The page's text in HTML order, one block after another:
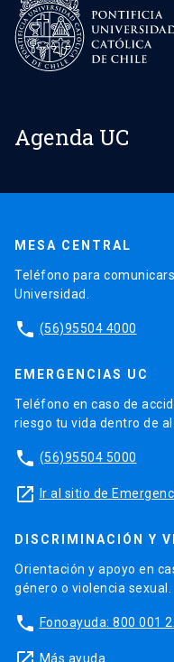
Agenda UC
MESA CENTRAL
Teléfono para
Universidad.
phone (56)95504 4000
EMERGENCIAS UC
Teléfono en caso de
riesgo tu vida dentro de
phone (56)95504 5000
launch Ir al sitio de
DISCRIMINACIÓN Y
Orientación y apoyo en
género o violencia sexual.
phone Fonoayuda: 800 001
Más ayuda